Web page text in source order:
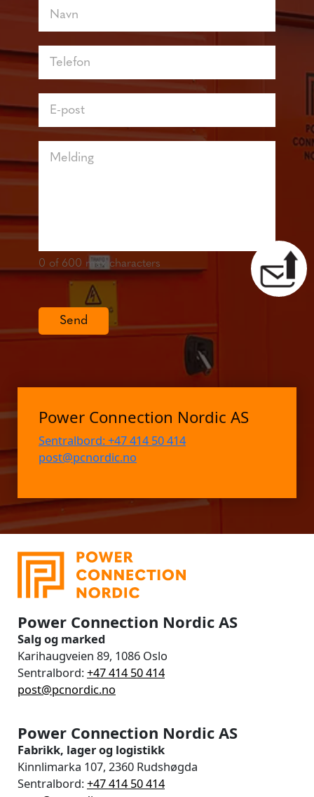
Kontakt
oss
0 of 600 max characters
Send
Power Connection Nordic AS
Sentralbord: +47 414 50 414
post@pcnordic.no
Power Connection Nordic AS
Salg og marked
Karihaugveien 89, 1086 Oslo
Sentralbord:+47 414 50 414
post@pcnordic.no
Power Connection Nordic AS
Fabrikk, lager og logistikk
Kinnlimarka 107, 2360 Rudshøgda
Sentralbord:+47 414 50 414